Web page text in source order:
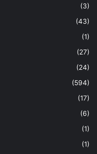
(3)
(43)
(1)
(27)
(24)
(594)
(17)
(6)
(1)
(1)